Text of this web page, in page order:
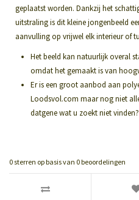
geplaatst worden. Dankzij het
uitstraling is dit kleine jongenbeeld
aanvulling op vrijwel elk interieur of
Het beeld kan natuurlijk overal
omdat het gemaakt is van
Er is een groot aanbod aan
Loodsvol.com maar nog niet
datgene wat u zoekt niet
0 sterren op basis van 0beoordelingen